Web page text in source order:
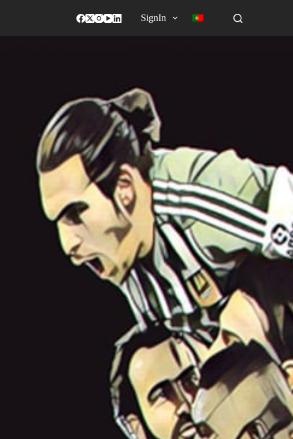
SignIn